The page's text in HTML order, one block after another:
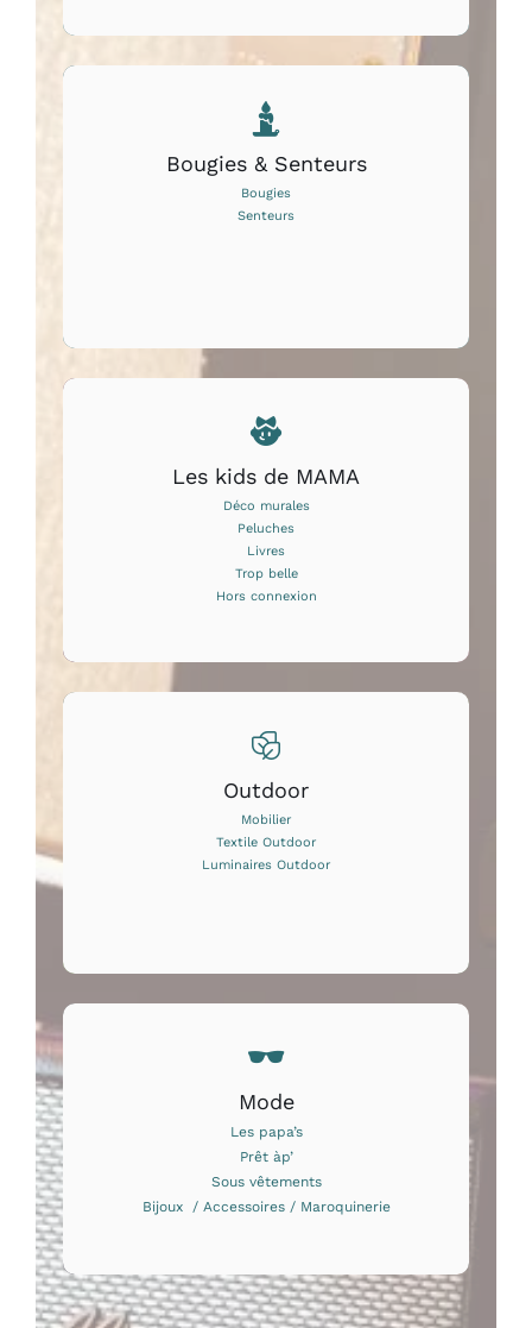
Bougies & Senteurs
Bougies
Senteurs
Les kids de MAMA
Déco murales
Peluches
Livres
Trop belle
Hors connexion
Outdoor
Mobilier
Textile Outdoor
Luminaires Outdoor
Mode
Les papa’s
Prêt àp’
Sous vêtements
Bijoux / Accessoires / Maroquinerie